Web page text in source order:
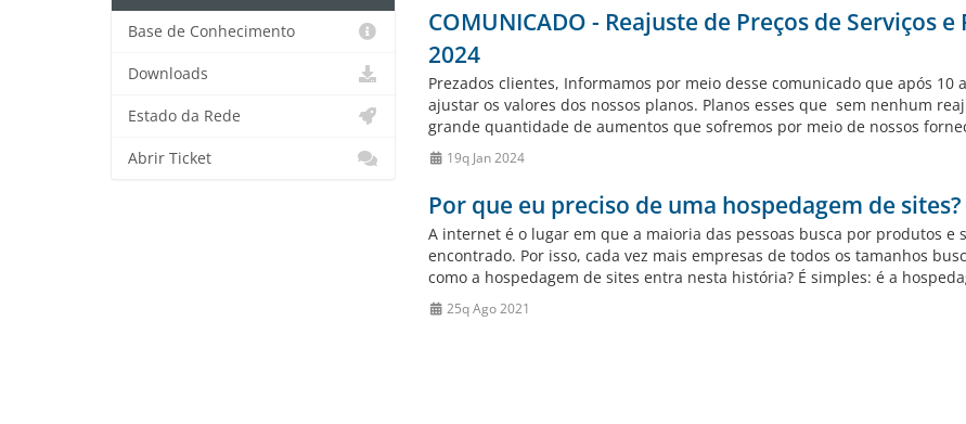
COMUNICADO - Reajuste de Preços de Serviços
2024
Prezados clientes, Informamos por meio desse comunicado que após
ajustar os valores dos nossos planos. Planos esses que sem nenhum
grande quantidade de aumentos que sofremos por meio de nossos
19q Jan 2024
Por que eu preciso de uma hospedagem de sites?
A internet é o lugar em que a maioria das pessoas busca por produtos e
encontrado. Por isso, cada vez mais empresas de todos os tamanhos
como a hospedagem de sites entra nesta história? É simples: é a
25q Ago 2021
Base de Conhecimento
Downloads
Estado da Rede
Abrir Ticket